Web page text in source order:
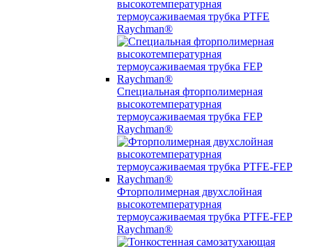
высокотемпературная
термоусаживаемая трубка PTFE
Raychman®
Специальная фторполимерная
высокотемпературная
термоусаживаемая трубка FEP
Raychman®
Фторполимерная двухслойная
высокотемпературная
термоусаживаемая трубка PTFE-FEP
Raychman®